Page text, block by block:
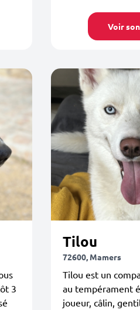
Voir
3
Tilou
72600, Mamers
Tilou est un
au tempérament
joueur, câlin,